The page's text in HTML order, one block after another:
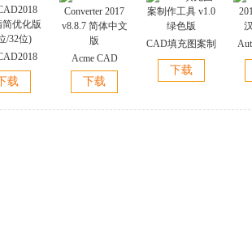
优化版
/32位)
载
Acme CAD
Converter 2017
v8.8.7 简体中文
下载
CAD填充图案制
作工具 v1.0 绿
色版
下载
for